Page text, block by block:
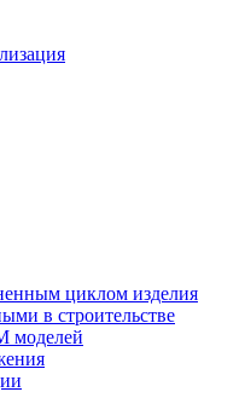
циклом изделия
в строительстве
моделей